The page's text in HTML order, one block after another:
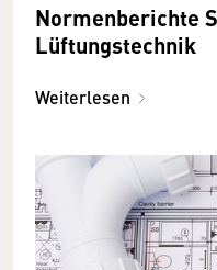
Normenberichte
Lüftungstechnik
Weiterlesen